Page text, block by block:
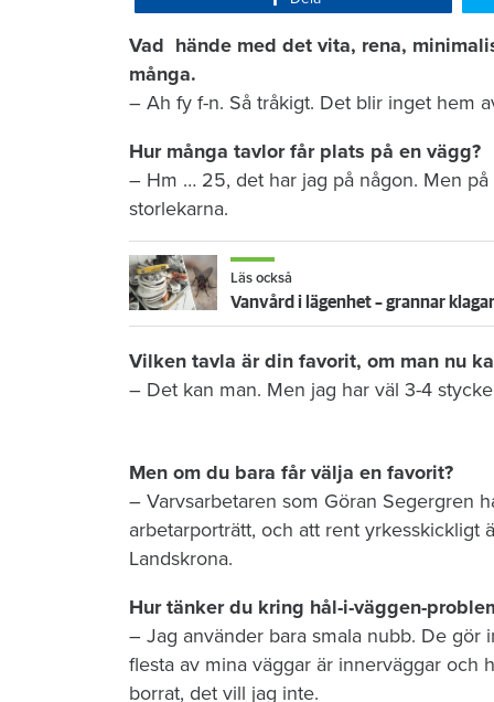
Vad hände med det vita, rena,
många.
– Ah fy f-n. Så tråkigt. Det blir inget hem
Hur många tavlor får plats på en vägg?
– Hm … 25, det har jag på någon. Men
storlekarna.
Läs också
Vanvård i lägenhet – grannar
Vilken tavla är din favorit, om man nu
– Det kan man. Men jag har väl 3-4
Men om du bara får välja en favorit?
– Varvsarbetaren som Göran Segergren
arbetarporträtt, och att rent yrkesskickligt
Landskrona.
Hur tänker du kring hål-i-väggen-
– Jag använder bara smala nubb. De gör
flesta av mina väggar är innerväggar och
borrat, det vill jag inte.